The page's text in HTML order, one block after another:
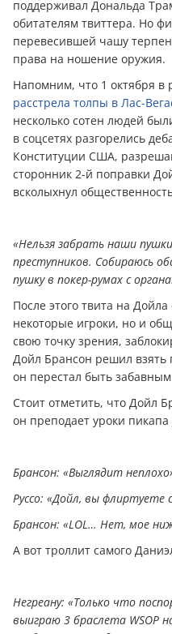
поддерживал Дональда
обитателям твиттера. Но
перевесившей чашу
права на ношение оружия.
Напомним, что 1 октября в
расстрела толпы в Лас-
несколько сотен людей
в соцсетях разгорелись
Конституции США,
сторонник 2-й поправки
всколыхнул
«Нельзя забрать наши
преступников. Собираюсь
пушку в покер-румах с
После этого твита на
некоторые игроки, но и
свою точку зрения,
Дойл Брансон решил взять
он перестал быть
Стоит отметить, что Дойл
он преподает уроки
Брансон: «Выглядит
Руссо: «Дойл, вы флиртуете
Брансон: «LOL… Нет, мое
А вот троллит самого
Негреану: «Только что
выиграю 3 браслета WSOP